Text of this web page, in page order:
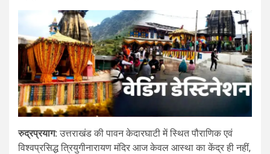
रुद्रप्रयाग: उत्तराखंड की पावन केदारघाटी में स्थित पौराणिक एवं
विश्वप्रसिद्ध त्रियुगीनारायण मंदिर आज केवल आस्था का केंद्र ही नहीं,